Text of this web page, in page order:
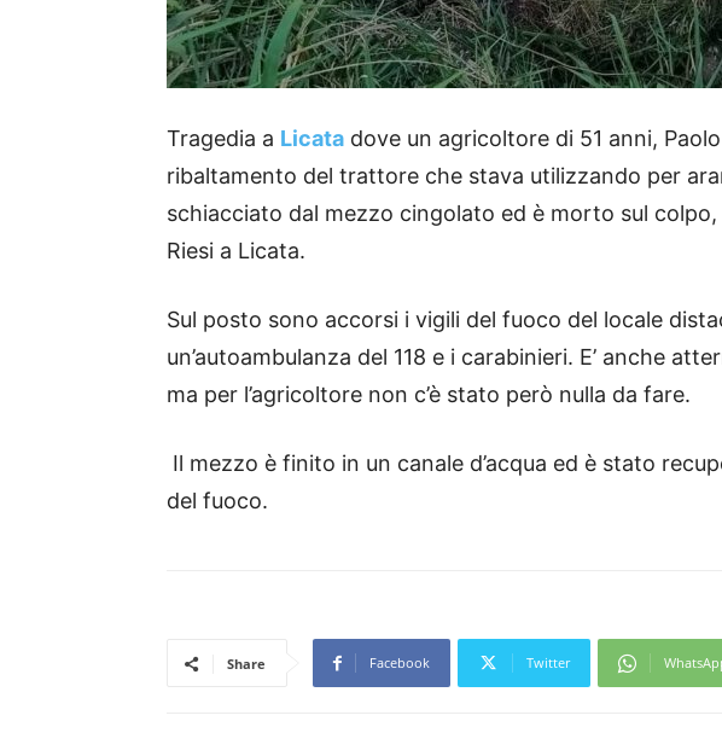
Tragedia a Licata dove un agricoltore di 51 anni,
ribaltamento del trattore che stava utilizzando per
schiacciato dal mezzo cingolato ed è morto sul colpo,
Riesi a Licata.
Sul posto sono accorsi i vigili del fuoco del locale
un’autoambulanza del 118 e i carabinieri. E’ anche
ma per l’agricoltore non c’è stato però nulla da fare.
Il mezzo è finito in un canale d’acqua ed è stato
del fuoco.
Share Facebook Twitter